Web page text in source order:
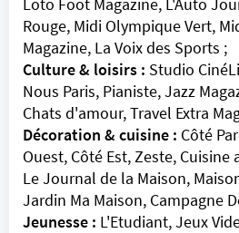
Rouge, Midi Olympique Vert,
Magazine, La Voix des Sports ;
Culture & loisirs : Studio
Nous Paris, Pianiste, Jazz
Chats d'amour, Travel Extra
Décoration & cuisine : Côté
Ouest, Côté Est, Zeste, Cuisine
Le Journal de la Maison,
Jardin Ma Maison, Campagne
Jeunesse : L'Etudiant, Jeux